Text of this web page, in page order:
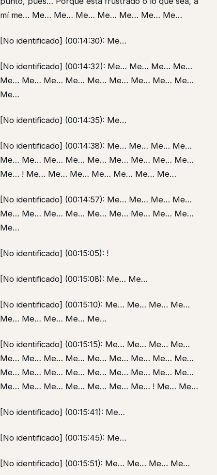
mí me… Me… Me… Me… Me… Me… Me… Me…
[No identificado] (00:14:30): Me…
[No identificado] (00:14:32): Me… Me… Me… Me…
Me… Me… Me… Me… Me… Me… Me… Me… Me…
Me…
[No identificado] (00:14:35): Me…
[No identificado] (00:14:38): Me… Me… Me… Me…
Me… Me… Me… Me… Me… Me… Me… Me… Me…
Me… ! Me… Me… Me… Me… Me… Me… Me…
[No identificado] (00:14:57): Me… Me… Me… Me…
Me… Me… Me… Me… Me… Me… Me… Me… Me…
Me…
[No identificado] (00:15:05): !
[No identificado] (00:15:08): Me… Me…
[No identificado] (00:15:10): Me… Me… Me… Me…
Me… Me… Me… Me… Me…
[No identificado] (00:15:15): Me… Me… Me… Me…
Me… Me… Me… Me… Me… Me… Me… Me… Me…
Me… Me… Me… Me… Me… Me… Me… Me… Me…
Me… Me… Me… Me… Me… Me… Me… ! Me… Me…
[No identificado] (00:15:41): Me…
[No identificado] (00:15:45): Me…
[No identificado] (00:15:51): Me… Me… Me… Me…